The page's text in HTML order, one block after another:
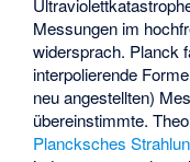
Messungen im
widersprach. Planck
interpolierende
neu angestellten)
übereinstimmte.
Plancksches